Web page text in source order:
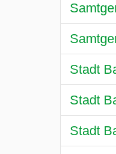
Stadt
Stadt
Stadt